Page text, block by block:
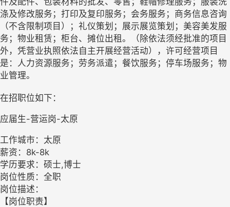
涤及修改服务；打印及复印服务；会务服务；商务信息咨询
（不含限制项目）；礼仪策划；展示展览策划；美容美发服
务；物业租赁；柜台、摊位出租。（除依法须经批准的项目
外，凭营业执照依法自主开展经营活动），许可经营项目
是：人力资源服务；劳务派遣；餐饮服务；停车场服务；物
业管理。
在招职位如下：
应届生-营运岗-太原
工作城市：太原
薪资：8k-8k
学历要求：硕士,博士
岗位性质：全职
岗位描述：
【岗位职责】